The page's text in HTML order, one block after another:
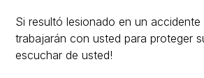
Si resultó lesionado en un
trabajarán con usted para proteger
escuchar de usted!